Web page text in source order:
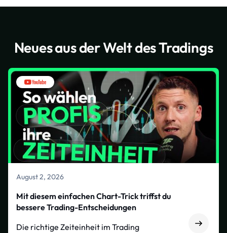
Neues aus der Welt des Tradings
August 2, 2026
Mit diesem einfachen Chart-Trick triffst du
bessere Trading-Entscheidungen
Die richtige Zeiteinheit im Trading